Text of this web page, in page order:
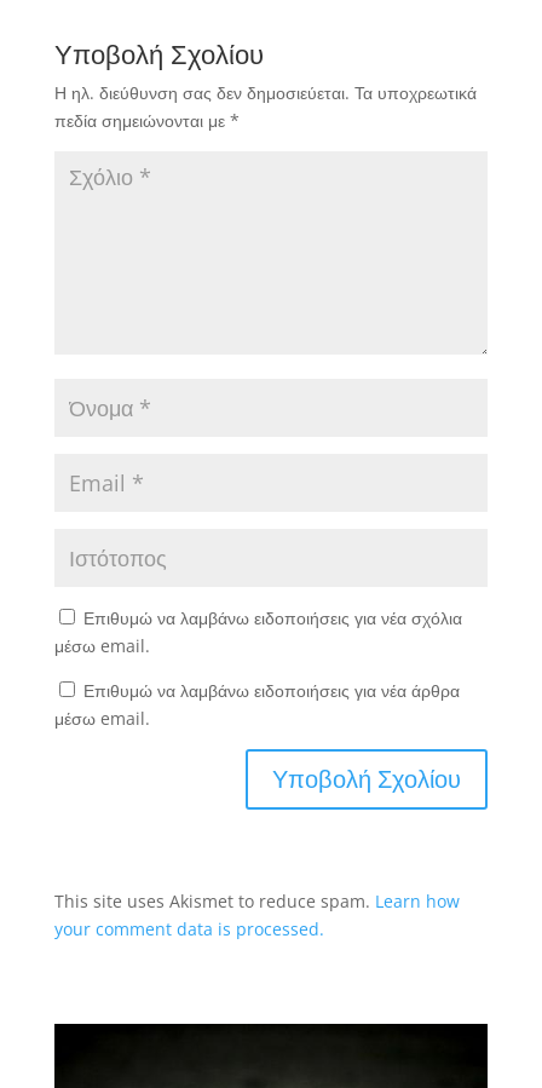
Υποβολή Σχολίου
Η ηλ. διεύθυνση σας δεν δημοσιεύεται. Τα υποχρεωτικά
πεδία σημειώνονται με *
Επιθυμώ να λαμβάνω ειδοποιήσεις για νέα σχόλια
μέσω email.
Επιθυμώ να λαμβάνω ειδοποιήσεις για νέα άρθρα
μέσω email.
This site uses Akismet to reduce spam. Learn how
your comment data is processed.